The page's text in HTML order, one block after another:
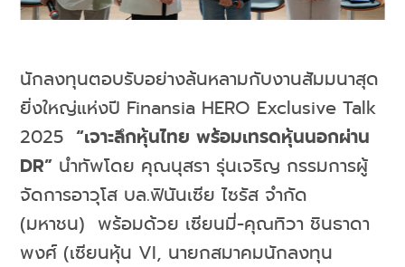
นักลงทุนตอบรับอย่างล้นหลามกับงานสัมมนาสุด
ยิ่งใหญ่แห่งปี Finansia HERO Exclusive Talk
2025“เจาะลึกหุ้นไทย พร้อมเทรดหุ้นนอกผ่าน
DR” นำทัพโดย คุณนุสรา รุ่นเจริญ กรรมการผู้
จัดการอาวุโส บล.ฟินันเซีย ไซรัส จำกัด
(มหาชน) พร้อมด้วย เซียนมี่-คุณทิวา ชินธาดา
พงศ์ (เซียนหุ้น VI, นายกสมาคมนักลงทุน